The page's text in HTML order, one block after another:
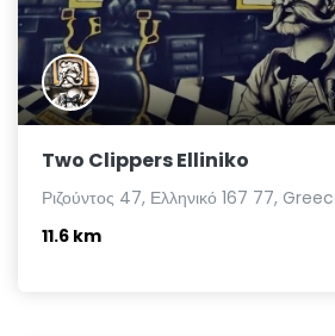
Two Clippers Elliniko
Ριζούντος 47, Ελληνικό 167 77,
11.6 km